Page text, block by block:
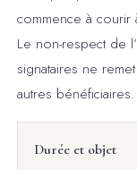
commence à courir
Le non-respect de
signataires ne
autres bénéficiaires.
Durée et objet